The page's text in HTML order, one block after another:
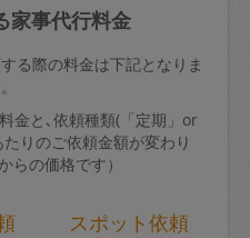
家事代行料金
る際の料金は下記となりま
金と､依頼種類(「定期」or
りのご依頼金額が変わり
らの価格です）
スポット依頼